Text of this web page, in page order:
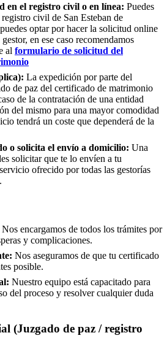
en el registro civil o en línea: Puedes
registro civil de San Esteban de
optar por hacer la solicitud online
en ese caso recomendamos
al formulario de solicitud del
La expedición por parte del
de paz del certificado de matrimonio
de la contratación de una entidad
del mismo para una mayor comodidad
tendrá un coste que dependerá de la
o solicita el envío a domicilio: Una
solicitar que te lo envíen a tu
ofrecido por todas las gestorías
Nos encargamos de todos los trámites por
y complicaciones.
Nos aseguramos de que tu certificado
posible.
Nuestro equipo está capacitado para
del proceso y resolver cualquier duda
(Juzgado de paz / registro